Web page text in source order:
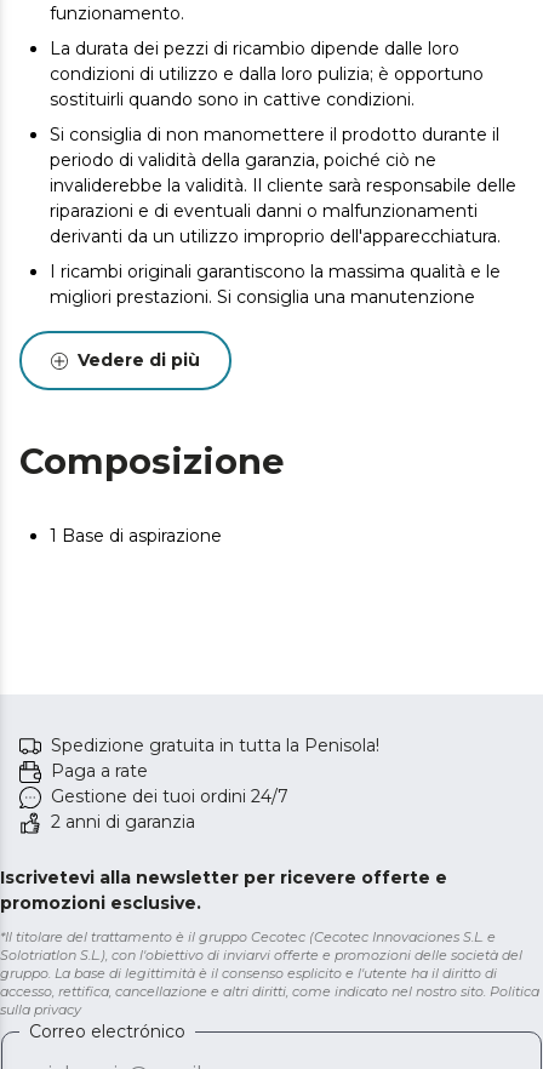
funzionamento.
La durata dei pezzi di ricambio dipende dalle loro
condizioni di utilizzo e dalla loro pulizia; è opportuno
sostituirli quando sono in cattive condizioni.
Si consiglia di non manomettere il prodotto durante il
periodo di validità della garanzia, poiché ciò ne
invaliderebbe la validità. Il cliente sarà responsabile delle
riparazioni e di eventuali danni o malfunzionamenti
derivanti da un utilizzo improprio dell'apparecchiatura.
I ricambi originali garantiscono la massima qualità e le
migliori prestazioni. Si consiglia una manutenzione
Vedere di più
Composizione
1 Base di aspirazione
Spedizione gratuita in tutta la Penisola!
Paga a rate
Gestione dei tuoi ordini 24/7
2 anni di garanzia
Iscrivetevi alla newsletter per ricevere offerte e
promozioni esclusive.
*Il titolare del trattamento è il gruppo Cecotec (Cecotec Innovaciones S.L. e
Solotriatlon S.L.), con l'obiettivo di inviarvi offerte e promozioni delle società del
gruppo. La base di legittimità è il consenso esplicito e l'utente ha il diritto di
accesso, rettifica, cancellazione e altri diritti, come indicato nel nostro sito. Politica
sulla privacy
Correo electrónico